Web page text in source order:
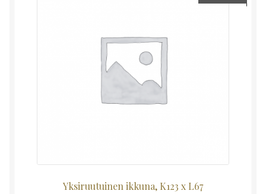
Yksiruutuinen ikkuna, K123 x L67